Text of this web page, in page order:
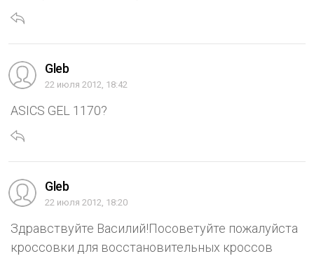
Gleb
22 июля 2012, 18:42
ASICS GEL 1170?
Gleb
22 июля 2012, 18:20
Здравствуйте Василий!Посоветуйте пожалуйста
кроссовки для восстановительных кроссов